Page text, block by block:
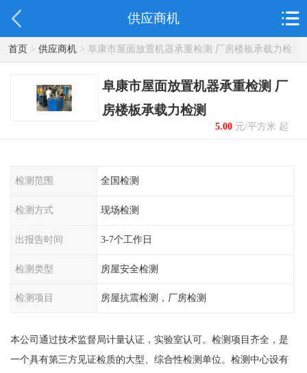
供应商机
首页> 供应商机> 阜康市屋面放置机器承重检测 厂房楼板承载力检
测
阜康市屋面放置机器承重检测 厂
房楼板承载力检测
5.00元/平方米 起
检测范围 全国检测
检测方式 现场检测
出报告时间 3-7个工作日
检测类型 房屋安全检测
检测项目 房屋抗震检测，厂房检测
本公司通过技术监督局计量认证，实验室认可。检测项目齐全，是
一个具有第三方见证检质的大型、综合性检测单位。检测中心设有